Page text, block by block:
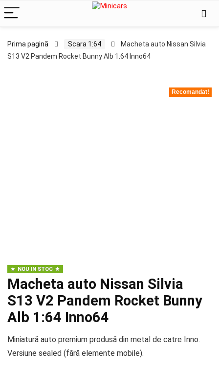
Prima pagină Scara 1:64
Macheta auto Nissan Silvia
S13 V2 Pandem Rocket Bunny Alb 1:64 Inno64
Recomandat!
NOU IN STOC
Macheta auto Nissan Silvia
S13 V2 Pandem Rocket Bunny
Alb 1:64 Inno64
Miniatură auto premium produsă din metal de catre Inno.
Versiune sealed (fără elemente mobile).